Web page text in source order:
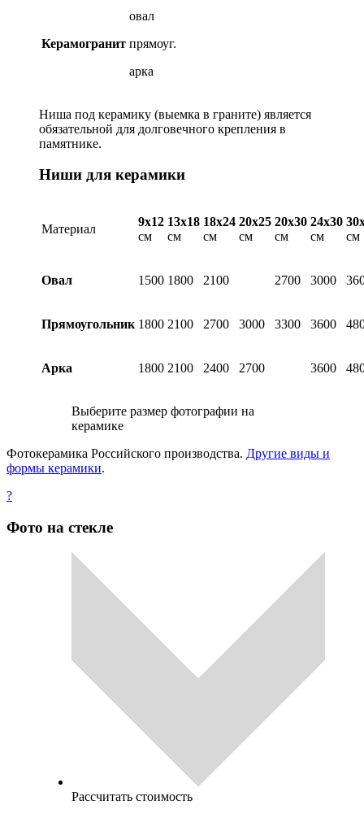
Керамогранит
овал
прямоуг.
арка
Ниша под керамику (выемка в граните) является
обязательной для долговечного крепления в
памятнике.
Ниши для керамики
Материал
9х12
см
13х18
см
18х24
см
20х25
см
20х30
см
24х30
см
см
Овал 1500 1800 2100 2700 3000
Прямоугольник 1800 2100 2700 3000 3300 3600
Арка 1800 2100 2400 2700 3600
Выберите размер фотографии на
керамике
Фотокерамика Российского производства. Другие виды и
формы керамики.
?
Фото на стекле
Рассчитать стоимость